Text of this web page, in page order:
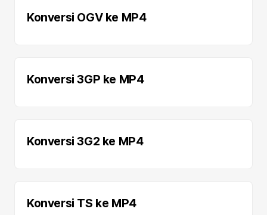
Konversi OGV ke MP4
Konversi 3GP ke MP4
Konversi 3G2 ke MP4
Konversi TS ke MP4